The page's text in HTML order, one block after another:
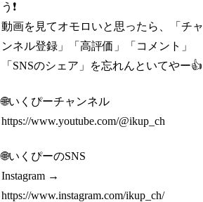
う❗️
動画を見てオモロいと思ったら、「チャ
ンネル登録」「高評価」「コメント」
「SNSのシェア」を忘れんといてやー👍
🌐いくぴーチャンネル
https://www.youtube.com/@ikup_ch
🌐いくぴーのSNS
Instagram →
https://www.instagram.com/ikup_ch/